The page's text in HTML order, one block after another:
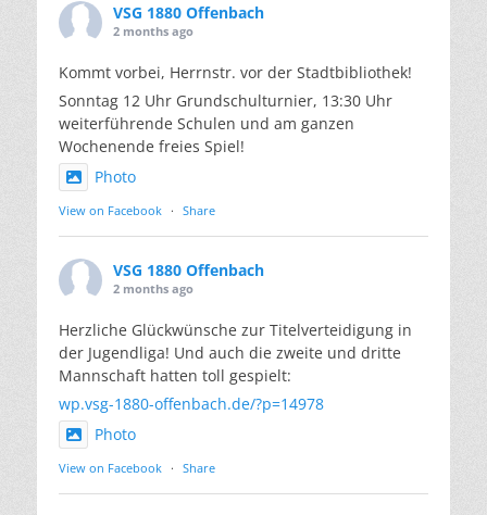
VSG 1880 Offenbach
2 months ago
Kommt vorbei, Herrnstr. vor der Stadtbibliothek!
Sonntag 12 Uhr Grundschulturnier, 13:30 Uhr
weiterführende Schulen und am ganzen
Wochenende freies Spiel!
Photo
View on Facebook · Share
VSG 1880 Offenbach
2 months ago
Herzliche Glückwünsche zur Titelverteidigung in
der Jugendliga! Und auch die zweite und dritte
Mannschaft hatten toll gespielt:
wp.vsg-1880-offenbach.de/?p=14978
Photo
View on Facebook · Share